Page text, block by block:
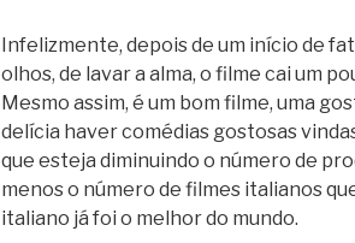
Infelizmente, depois de um início de
olhos, de lavar a alma, o filme cai um
Mesmo assim, é um bom filme, uma
delícia haver comédias gostosas
que esteja diminuindo o número de
menos o número de filmes italianos
italiano já foi o melhor do mundo.